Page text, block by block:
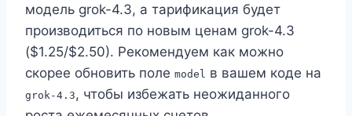
модель grok-4.3, а тарификация будет
производиться по новым ценам grok-4.3
($1.25/$2.50). Рекомендуем как можно
скорее обновить поле model в вашем коде на
grok-4.3 , чтобы избежать неожиданного